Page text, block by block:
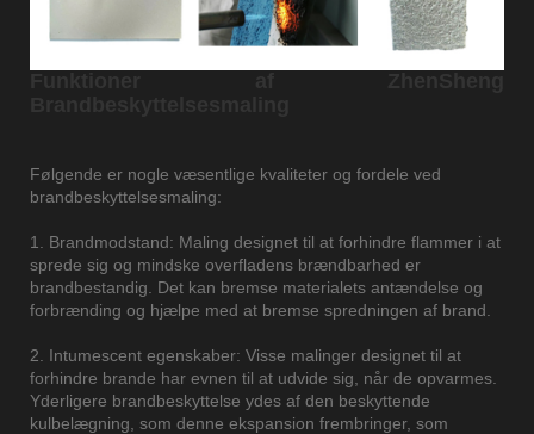
Følgende er nogle væsentlige kvaliteter og fordele ved
brandbeskyttelsesmaling:
1. Brandmodstand: Maling designet til at forhindre flammer i at
sprede sig og mindske overfladens brændbarhed er
brandbestandig. Det kan bremse materialets antændelse og
forbrænding og hjælpe med at bremse spredningen af ​​brand.
2. Intumescent egenskaber: Visse malinger designet til at
forhindre brande har evnen til at udvide sig, når de opvarmes.
Yderligere brandbeskyttelse ydes af den beskyttende
kulbelægning, som denne ekspansion frembringer, som